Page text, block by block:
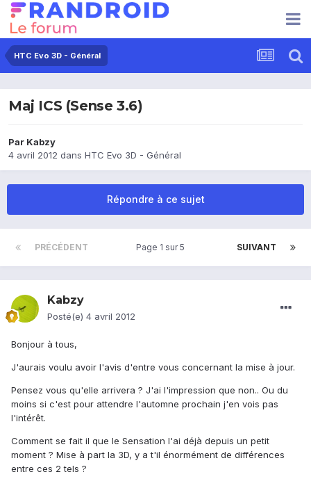
HTC Evo 3D - Général
Maj ICS (Sense 3.6)
Par Kabzy
4 avril 2012 dans HTC Evo 3D - Général
Répondre à ce sujet
PRÉCÉDENT SUIVANT
Page 1 sur 5
Kabzy
Posté(e) 4 avril 2012
Bonjour à tous,
J'aurais voulu avoir l'avis d'entre vous concernant la mise à jour.
Pensez vous qu'elle arrivera ? J'ai l'impression que non.. Ou du
moins si c'est pour attendre l'automne prochain j'en vois pas
l'intérêt.
Comment se fait il que le Sensation l'ai déjà depuis un petit
moment ? Mise à part la 3D, y a t'il énormément de différences
entre ces 2 tels ?